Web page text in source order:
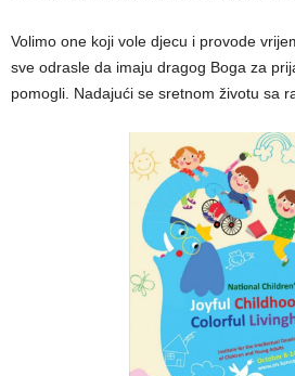
Volimo one koji vole djecu i provode
sve odrasle da imaju dragog Boga za
pomogli. Nadajući se sretnom životu sa